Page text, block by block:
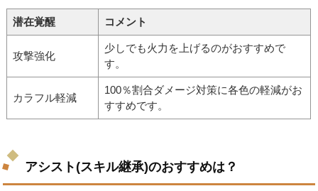
潜在覚醒 コメント
攻撃強化
少しでも火力を上げるのがおすすめで
す。
カラフル軽減
100％割合ダメージ対策に各色の軽減がお
すすめです。
アシスト(スキル継承)のおすすめは？